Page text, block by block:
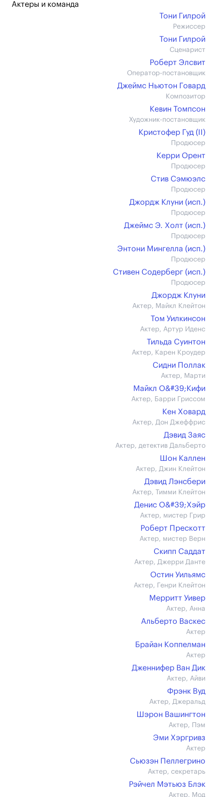
Актеры и команда
Тони Гилрой
Режиссер
Тони Гилрой
Сценарист
Роберт Элсвит
Оператор-постановщик
Джеймс Ньютон Говард
Композитор
Кевин Томпсон
Художник-постановщик
Кристофер Гуд (II)
Продюсер
Керри Орент
Продюсер
Стив Сэмюэлс
Продюсер
Джордж Клуни (иcп.)
Продюсер
Джеймс Э. Холт (иcп.)
Продюсер
Энтони Мингелла (иcп.)
Продюсер
Стивен Содерберг (иcп.)
Продюсер
Джордж Клуни
Актер, Майкл Клейтон
Том Уилкинсон
Актер, Артур Иденс
Тильда Суинтон
Актер, Карен Кроудер
Сидни Поллак
Актер, Марти
Майкл О&#39;Кифи
Актер, Барри Гриссом
Кен Ховард
Актер, Дон Джеффрис
Дэвид Заяс
Актер, детектив Дальберто
Шон Каллен
Актер, Джин Клейтон
Дэвид Лэнсбери
Актер, Тимми Клейтон
Денис О&#39;Хэйр
Актер, мистер Грир
Роберт Прескотт
Актер, мистер Верн
Скипп Саддат
Актер, Джерри Данте
Остин Уильямс
Актер, Генри Клейтон
Мерритт Уивер
Актер, Анна
Альберто Васкес
Актер
Брайан Коппелман
Актер
Дженнифер Ван Дик
Актер, Айви
Фрэнк Вуд
Актер, Джеральд
Шэрон Вашингтон
Актер, Пэм
Эми Хэргривз
Актер
Сьюзэн Пеллегрино
Актер, секретарь
Рэйчел Мэтьюз Блэк
Актер, Мод